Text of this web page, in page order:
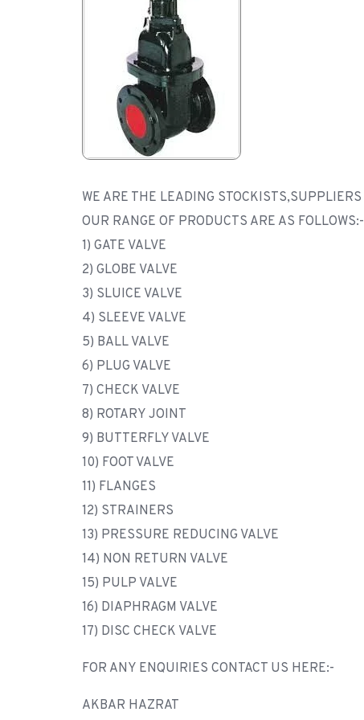
WE ARE THE LEADING
OUR RANGE OF PRODUCTS ARE AS FOLLOWS:-
1) GATE VALVE
2) GLOBE VALVE
3) SLUICE VALVE
4) SLEEVE VALVE
5) BALL VALVE
6) PLUG VALVE
7) CHECK VALVE
8) ROTARY JOINT
9) BUTTERFLY VALVE
10) FOOT VALVE
11) FLANGES
12) STRAINERS
13) PRESSURE REDUCING VALVE
14) NON RETURN VALVE
15) PULP VALVE
16) DIAPHRAGM VALVE
17) DISC CHECK VALVE
FOR ANY ENQUIRIES CONTACT US HERE:-
AKBAR HAZRAT